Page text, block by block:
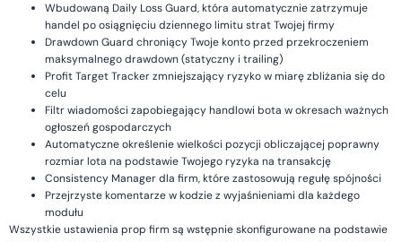
Wbudowaną Daily Loss Guard, która automatycznie zatrzymuje
handel po osiągnięciu dziennego limitu strat Twojej firmy
Drawdown Guard chroniący Twoje konto przed przekroczeniem
maksymalnego drawdown (statyczny i trailing)
Profit Target Tracker zmniejszający ryzyko w miarę zbliżania się do
celu
Filtr wiadomości zapobiegający handlowi bota w okresach ważnych
ogłoszeń gospodarczych
Automatyczne określenie wielkości pozycji obliczającej poprawny
rozmiar lota na podstawie Twojego ryzyka na transakcję
Consistency Manager dla firm, które zastosowują regułę spójności
Przejrzyste komentarze w kodzie z wyjaśnieniami dla każdego
modułu
Wszystkie ustawienia prop firm są wstępnie skonfigurowane na podstawie